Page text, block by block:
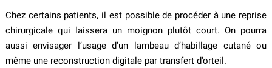
Chez certains patients, il est possible de procéder à une reprise
chirurgicale qui laissera un moignon plutôt court. On pourra
aussi envisager l’usage d’un lambeau d’habillage cutané ou
même une reconstruction digitale par transfert d’orteil.